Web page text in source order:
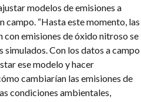
modelos de emisiones a
“Hasta este momento, las
emisiones de óxido nitroso se
simulados. Con los datos a campo
ese modelo y hacer
cambiarían las emisiones de
condiciones ambientales,